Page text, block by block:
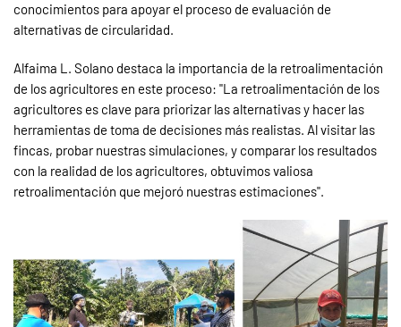
conocimientos para apoyar el proceso de evaluación de
alternativas de circularidad.
Alfaima L. Solano destaca la importancia de la retroalimentación
de los agricultores en este proceso: "La retroalimentación de los
agricultores es clave para priorizar las alternativas y hacer las
herramientas de toma de decisiones más realistas. Al visitar las
fincas, probar nuestras simulaciones, y comparar los resultados
con la realidad de los agricultores, obtuvimos valiosa
retroalimentación que mejoró nuestras estimaciones".